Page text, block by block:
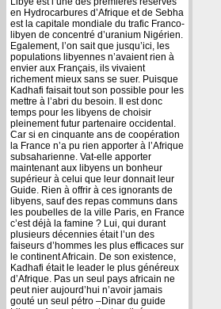
en Hydrocarbures d’Afrique et de Sebha
est la capitale mondiale du trafic Franco-
libyen de concentré d’uranium Nigérien.
Egalement, l’on sait que jusqu’ici, les
populations libyennes n’avaient rien à
envier aux Français, ils vivaient
richement mieux sans se suer. Puisque
Kadhafi faisait tout son possible pour les
mettre à l’abri du besoin. Il est donc
temps pour les libyens de choisir
pleinement futur partenaire occidental.
Car si en cinquante ans de coopération
la France n’a pu rien apporter à l’Afrique
subsaharienne. Vat-elle apporter
maintenant aux libyens un bonheur
supérieur à celui que leur donnait leur
Guide. Rien à offrir à ces ignorants de
libyens, sauf des repas communs dans
les poubelles de la ville Paris, en France
c’est déjà la famine ? Lui, qui durant
plusieurs décennies était l’un des
faiseurs d’hommes les plus efficaces sur
le continent Africain. De son existence,
Kadhafi était le leader le plus généreux
d’Afrique. Pas un seul pays africain ne
peut nier aujourd’hui n’avoir jamais
gouté un seul pétro –Dinar du guide